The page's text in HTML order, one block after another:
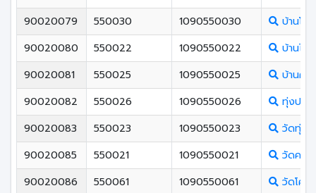
90020079
550030 1090550030
บ้านโป
90020080
550022 1090550022
บ้านไร่
90020081
550025 1090550025
บ้านคล
90020082
550026 1090550026
ทุ่งปรือ
90020083
550023 1090550023
วัดทุ่งลุ
90020085
550021 1090550021
วัดควน
90020086
550061 1090550061 วัดโค